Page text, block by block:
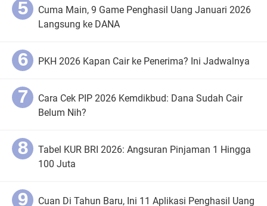
Cuma Main, 9 Game Penghasil Uang Januari 2026
Langsung ke DANA
PKH 2026 Kapan Cair ke Penerima? Ini Jadwalnya
Cara Cek PIP 2026 Kemdikbud: Dana Sudah Cair
Belum Nih?
Tabel KUR BRI 2026: Angsuran Pinjaman 1 Hingga
100 Juta
Cuan Di Tahun Baru, Ini 11 Aplikasi Penghasil Uang